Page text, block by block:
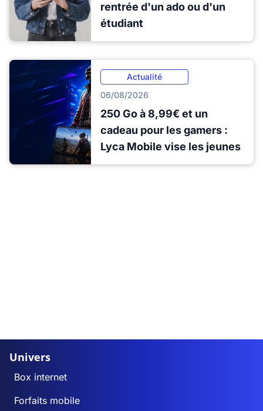
rentrée d'un ado ou d'un
étudiant
Actualité
06/08/2026
250 Go à 8,99€ et un
cadeau pour les gamers :
Lyca Mobile vise les jeunes
Univers
Box internet
Forfaits mobile